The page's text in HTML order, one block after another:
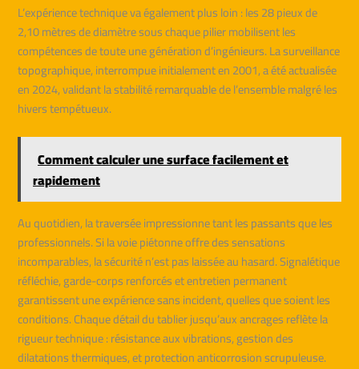
L’expérience technique va également plus loin : les 28 pieux de
2,10 mètres de diamètre sous chaque pilier mobilisent les
compétences de toute une génération d’ingénieurs. La surveillance
topographique, interrompue initialement en 2001, a été actualisée
en 2024, validant la stabilité remarquable de l’ensemble malgré les
hivers tempétueux.
Comment calculer une surface facilement et
rapidement
Au quotidien, la traversée impressionne tant les passants que les
professionnels. Si la voie piétonne offre des sensations
incomparables, la sécurité n’est pas laissée au hasard. Signalétique
réfléchie, garde-corps renforcés et entretien permanent
garantissent une expérience sans incident, quelles que soient les
conditions. Chaque détail du tablier jusqu’aux ancrages reflète la
rigueur technique : résistance aux vibrations, gestion des
dilatations thermiques, et protection anticorrosion scrupuleuse.